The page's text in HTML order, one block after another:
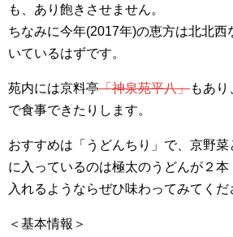
も、あり飽きさせません。
ちなみに今年(2017年)の恵方は北北西
いているはずです。
苑内には京料亭「神泉苑平八」もあ
で食事できたりします。
おすすめは「うどんちり」で、京野
に入っているのは極太のうどんが２
入れるようならぜひ味わってみてくだ
＜基本情報＞